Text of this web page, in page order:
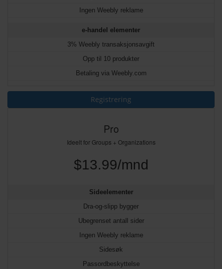
Ingen Weebly reklame
e-handel elementer
3% Weebly transaksjonsavgift
Opp til 10 produkter
Betaling via Weebly.com
Registrering
Pro
Ideelt for Groups + Organizations
$13.99/mnd
Sideelementer
Dra-og-slipp bygger
Ubegrenset antall sider
Ingen Weebly reklame
Sidesøk
Passordbeskyttelse